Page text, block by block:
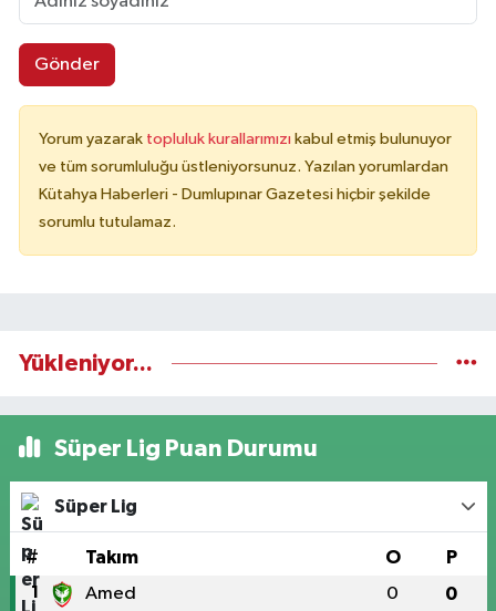
Gönder
Yorum yazarak topluluk kurallarımızı kabul etmiş bulunuyor
ve tüm sorumluluğu üstleniyorsunuz. Yazılan yorumlardan
Kütahya Haberleri - Dumlupınar Gazetesi hiçbir şekilde
sorumlu tutulamaz.
Yükleniyor...
Süper Lig Puan Durumu
Süper Lig
# Takım O P
1 Amed 0 0